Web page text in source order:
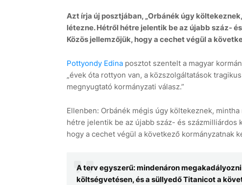
Azt írja új posztjában, „Orbánék úgy
létezne. Hétről hétre jelentik be az újabb száz-
Közös jellemzőjük, hogy a cechet végül a
Pottyondy Edinaposztot szentelt a magyar
„évek óta rottyon van, a közszolgáltatások
megnyugtató kormányzati válasz.”
Ellenben: Orbánék mégis úgy költekeznek,
hétre jelentik be az újabb száz- és
hogy a cechet végül a következő kormányzatnak
A terv egyszerű: mindenáron
költségvetésen, és a süllyedő Titanicot a